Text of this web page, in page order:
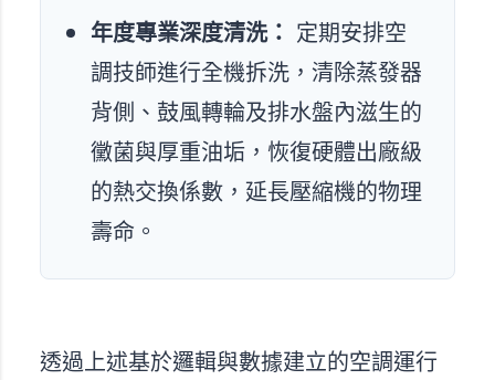
年度專業深度清洗： 定期安排空
調技師進行全機拆洗，清除蒸發器
背側、鼓風轉輪及排水盤內滋生的
黴菌與厚重油垢，恢復硬體出廠級
的熱交換係數，延長壓縮機的物理
壽命。
透過上述基於邏輯與數據建立的空調運行